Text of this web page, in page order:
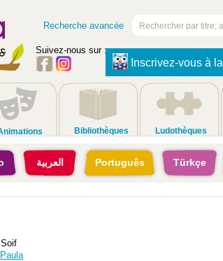
Recherche avancée
Suivez-nous sur :
Inscrivez-vous à
Bibliothèques Ludothèques
العربية Português Türkçe
Soif